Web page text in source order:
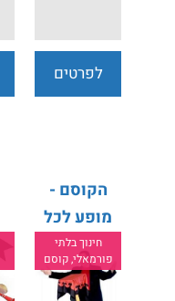
לפרטים
הקוסם -
מופע לכל
המשפחה
חינוך בלתי
פורמאלי, קוסם